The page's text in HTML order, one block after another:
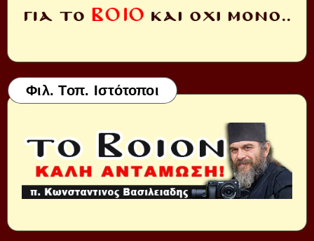
Φιλ. Τοπ. Ιστότοποι